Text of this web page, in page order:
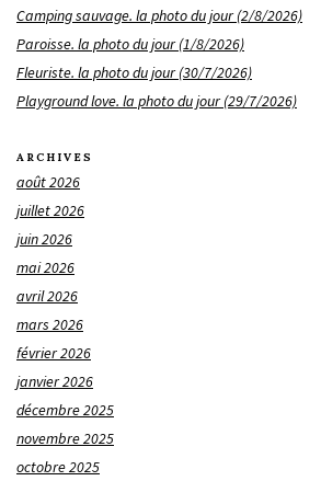
Camping sauvage. la photo du jour (2/8/2026)
Paroisse. la photo du jour (1/8/2026)
Fleuriste. la photo du jour (30/7/2026)
Playground love. la photo du jour (29/7/2026)
ARCHIVES
août 2026
juillet 2026
juin 2026
mai 2026
avril 2026
mars 2026
février 2026
janvier 2026
décembre 2025
novembre 2025
octobre 2025